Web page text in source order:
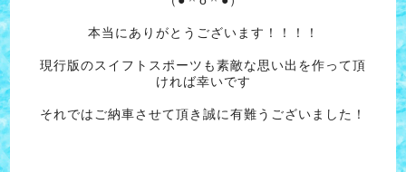
本当にありがとうございます！！！！
現行版のスイフトスポーツも素敵な思い出を作って頂
ければ幸いです
それではご納車させて頂き誠に有難うございました！